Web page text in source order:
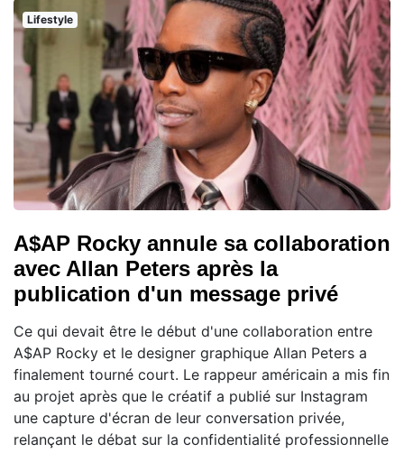
Lifestyle
A$AP Rocky annule sa collaboration
avec Allan Peters après la
publication d'un message privé
Ce qui devait être le début d'une collaboration entre
A$AP Rocky et le designer graphique Allan Peters a
finalement tourné court. Le rappeur américain a mis fin
au projet après que le créatif a publié sur Instagram
une capture d'écran de leur conversation privée,
relançant le débat sur la confidentialité professionnelle